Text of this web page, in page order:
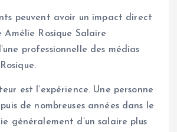
peuvent avoir un impact direct
Amélie Rosique Salaire
professionnelle des médias
est l’expérience. Une personne
de nombreuses années dans le
généralement d’un salaire plus